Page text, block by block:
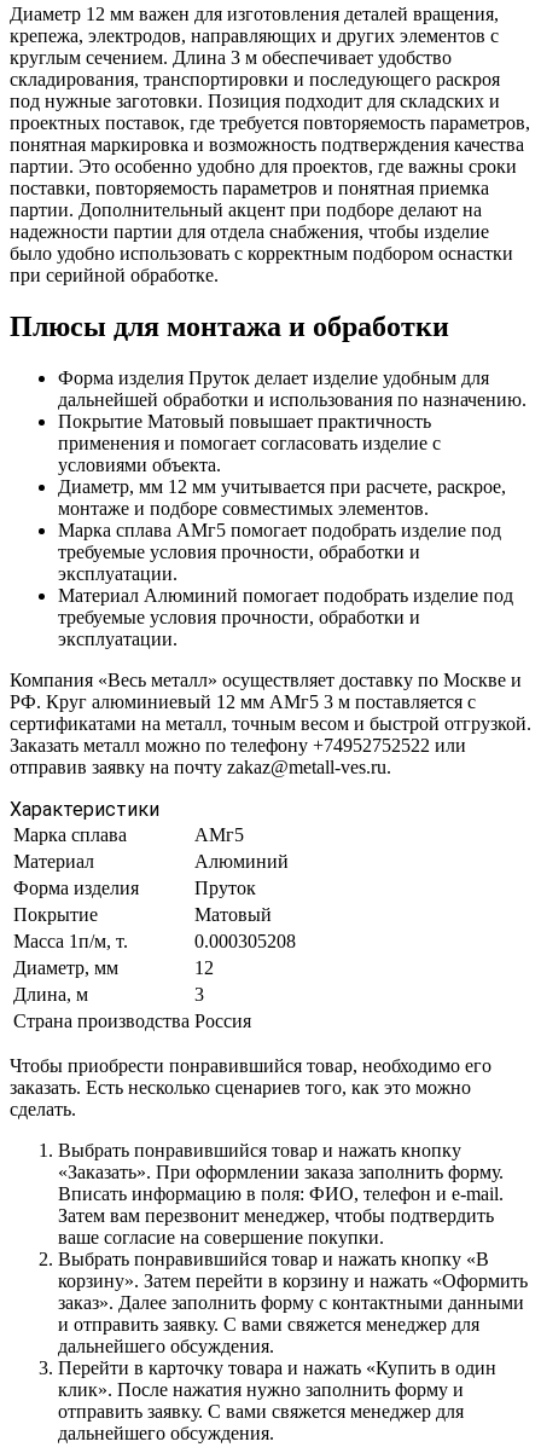
Диаметр 12 мм важен для изготовления деталей вращения,
крепежа, электродов, направляющих и других элементов с
круглым сечением. Длина 3 м обеспечивает удобство
складирования, транспортировки и последующего раскроя
под нужные заготовки. Позиция подходит для складских и
проектных поставок, где требуется повторяемость параметров,
понятная маркировка и возможность подтверждения качества
партии. Это особенно удобно для проектов, где важны сроки
поставки, повторяемость параметров и понятная приемка
партии. Дополнительный акцент при подборе делают на
надежности партии для отдела снабжения, чтобы изделие
было удобно использовать с корректным подбором оснастки
при серийной обработке.
Плюсы для монтажа и обработки
Форма изделия Пруток делает изделие удобным для
дальнейшей обработки и использования по назначению.
Покрытие Матовый повышает практичность
применения и помогает согласовать изделие с
условиями объекта.
Диаметр, мм 12 мм учитывается при расчете, раскрое,
монтаже и подборе совместимых элементов.
Марка сплава АМг5 помогает подобрать изделие под
требуемые условия прочности, обработки и
эксплуатации.
Материал Алюминий помогает подобрать изделие под
требуемые условия прочности, обработки и
эксплуатации.
Компания «Весь металл» осуществляет доставку по Москве и
РФ. Круг алюминиевый 12 мм АМг5 3 м поставляется с
сертификатами на металл, точным весом и быстрой отгрузкой.
Заказать металл можно по телефону +74952752522 или
отправив заявку на почту zakaz@metall-ves.ru.
Характеристики
Марка сплава
АМг5
Материал
Алюминий
Форма изделия
Пруток
Покрытие
Матовый
Масса 1п/м, т.
0.000305208
Диаметр, мм
12
Длина, м
3
Страна производства Россия
Чтобы приобрести понравившийся товар, необходимо его
заказать. Есть несколько сценариев того, как это можно
сделать.
Выбрать понравившийся товар и нажать кнопку
«Заказать». При оформлении заказа заполнить форму.
Вписать информацию в поля: ФИО, телефон и e-mail.
Затем вам перезвонит менеджер, чтобы подтвердить
ваше согласие на совершение покупки.
Выбрать понравившийся товар и нажать кнопку «В
корзину». Затем перейти в корзину и нажать «Оформить
заказ». Далее заполнить форму с контактными данными
и отправить заявку. С вами свяжется менеджер для
дальнейшего обсуждения.
Перейти в карточку товара и нажать «Купить в один
клик». После нажатия нужно заполнить форму и
отправить заявку. С вами свяжется менеджер для
дальнейшего обсуждения.